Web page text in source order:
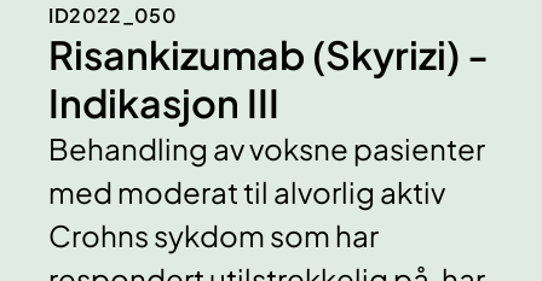
ID2022_050
Risankizumab (Skyrizi) -
Indikasjon III
Behandling av voksne pasienter
med moderat til alvorlig aktiv
Crohns sykdom som har